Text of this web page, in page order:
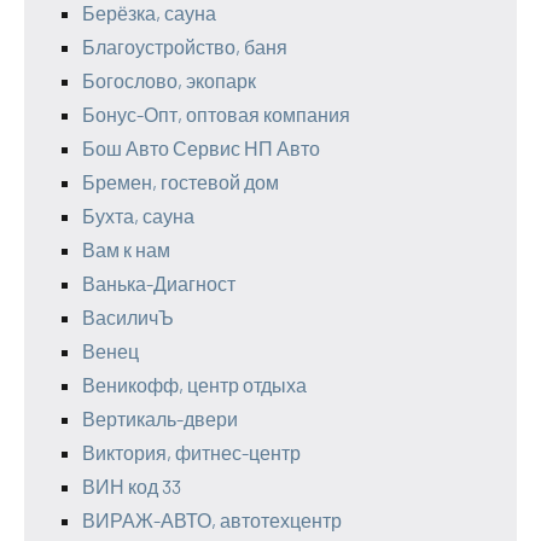
Берёзка, сауна
Благоустройство, баня
Богослово, экопарк
Бонус-Опт, оптовая компания
Бош Авто Сервис НП Авто
Бремен, гостевой дом
Бухта, сауна
Вам к нам
Ванька-Диагност
ВасиличЪ
Венец
Веникофф, центр отдыха
Вертикаль-двери
Виктория, фитнес-центр
ВИН код 33
ВИРАЖ-АВТО, автотехцентр